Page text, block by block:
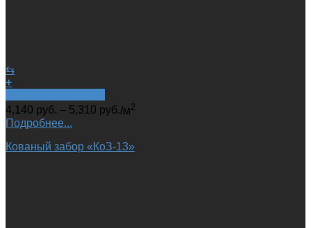
⇆
+
4,140 руб. – 5,310 руб./м2
Подробнее...
Кованый забор «КоЗ-13»